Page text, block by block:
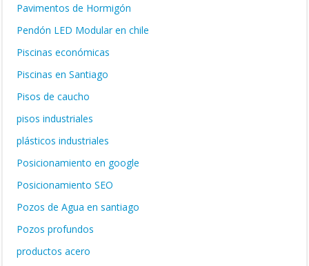
Pavimentos de Hormigón
Pendón LED Modular en chile
Piscinas económicas
Piscinas en Santiago
Pisos de caucho
pisos industriales
plásticos industriales
Posicionamiento en google
Posicionamiento SEO
Pozos de Agua en santiago
Pozos profundos
productos acero